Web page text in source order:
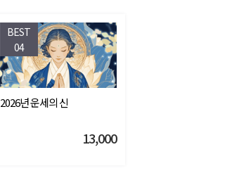
BEST
04
2026년 운세의 신
13,000